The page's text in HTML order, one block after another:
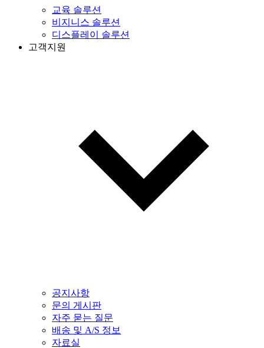
교육 솔루션
비지니스 솔루션
디스플레이 솔루션
고객지원
공지사항
문의 게시판
자주 묻는 질문
배송 및 A/S 정보
자료실